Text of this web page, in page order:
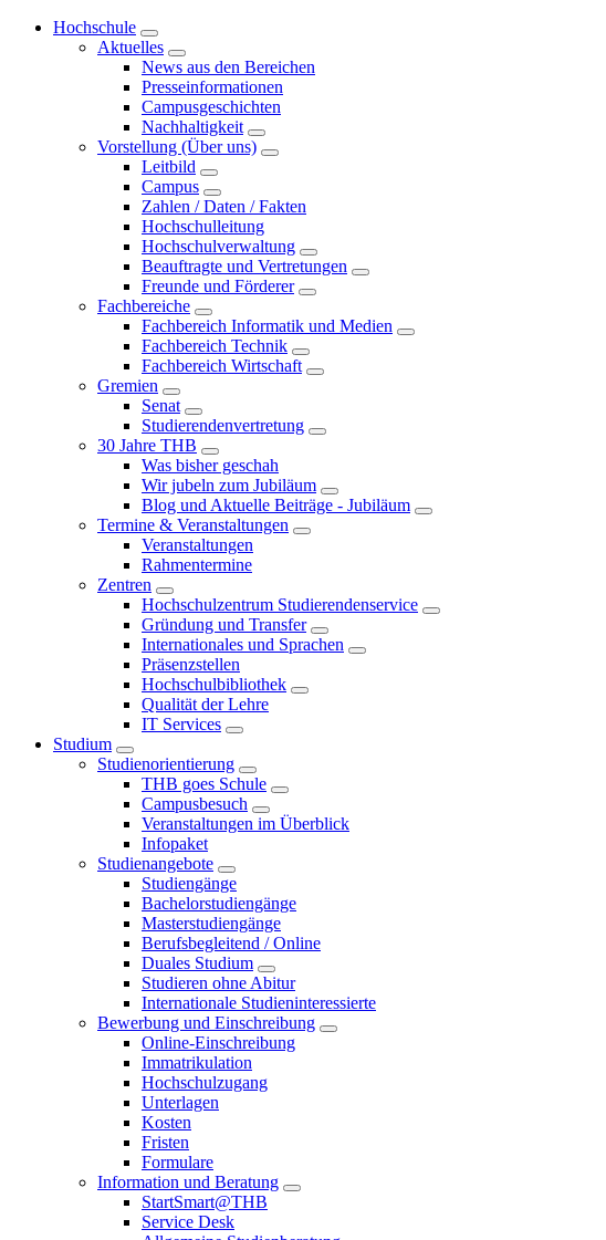
Hochschule
Aktuelles
News aus den Bereichen
Presseinformationen
Campusgeschichten
Nachhaltigkeit
Vorstellung (Über uns)
Leitbild
Campus
Zahlen / Daten / Fakten
Hochschulleitung
Hochschulverwaltung
Beauftragte und Vertretungen
Freunde und Förderer
Fachbereiche
Fachbereich Informatik und Medien
Fachbereich Technik
Fachbereich Wirtschaft
Gremien
Senat
Studierendenvertretung
30 Jahre THB
Was bisher geschah
Wir jubeln zum Jubiläum
Blog und Aktuelle Beiträge - Jubiläum
Termine & Veranstaltungen
Veranstaltungen
Rahmentermine
Zentren
Hochschulzentrum Studierendenservice
Gründung und Transfer
Internationales und Sprachen
Präsenzstellen
Hochschulbibliothek
Qualität der Lehre
IT Services
Studium
Studienorientierung
THB goes Schule
Campusbesuch
Veranstaltungen im Überblick
Infopaket
Studienangebote
Studiengänge
Bachelorstudiengänge
Masterstudiengänge
Berufsbegleitend / Online
Duales Studium
Studieren ohne Abitur
Internationale Studieninteressierte
Bewerbung und Einschreibung
Online-Einschreibung
Immatrikulation
Hochschulzugang
Unterlagen
Kosten
Fristen
Formulare
Information und Beratung
StartSmart@THB
Service Desk